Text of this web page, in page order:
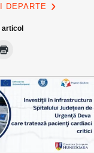
DEPARTE
articol